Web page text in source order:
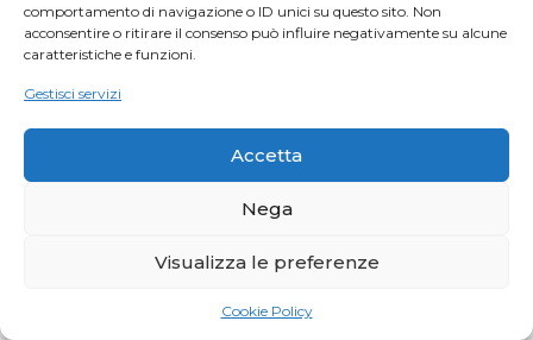
comportamento di navigazione o ID unici su questo sito. Non
acconsentire o ritirare il consenso può influire negativamente su alcune
caratteristiche e funzioni.
Gestisci servizi
Accetta
Nega
Visualizza le preferenze
Cookie Policy
© 2021 Anna Sutor | All rights reserved | Piazza
cookie policy| privacy policy